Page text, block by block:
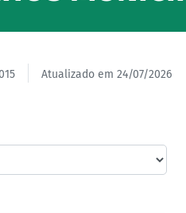
Atualizado em 24/07/2026